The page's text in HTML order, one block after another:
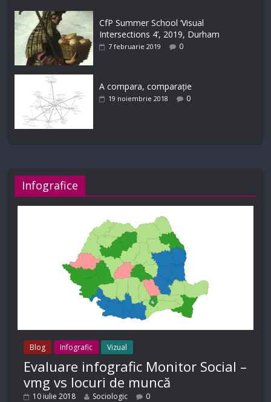
CfP Summer School ‘Visual
Intersections 4’, 2019, Durham
7 februarie 2019 0
A compara, comparație
19 noiembrie 2018 0
Infografice
Blog Infografic Vizual
Evaluare infografic Monitor Social –
vmg vs locuri de muncă
10 iulie 2018 Sociologic 0